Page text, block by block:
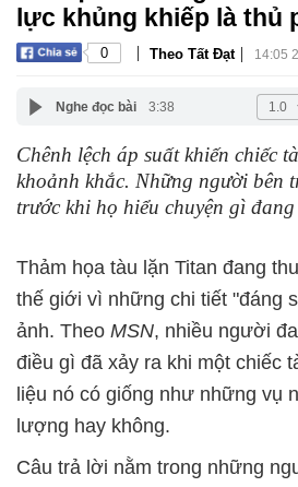
lực khủng khiếp là thủ
0 | Theo Tất Đạt | 14:05
Nghe đọc bài 3:38
Chênh lệch áp suất khiến chiếc
khoảnh khắc. Những người bên
trước khi họ hiểu chuyện gì
Thảm họa tàu lặn Titan đang
thế giới vì những chi tiết "đáng
ảnh. Theo MSN, nhiều người
điều gì đã xảy ra khi một chiếc
liệu nó có giống như những vụ
lượng hay không.
Câu trả lời nằm trong những